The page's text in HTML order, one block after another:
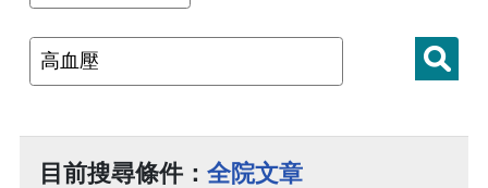
目前搜尋條件： 全院文章